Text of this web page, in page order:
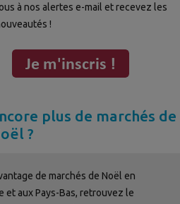
à nos alertes e-mail et recevez les
!
plus de marchés de
?
de marchés de Noël en
et aux Pays-Bas, retrouvez le